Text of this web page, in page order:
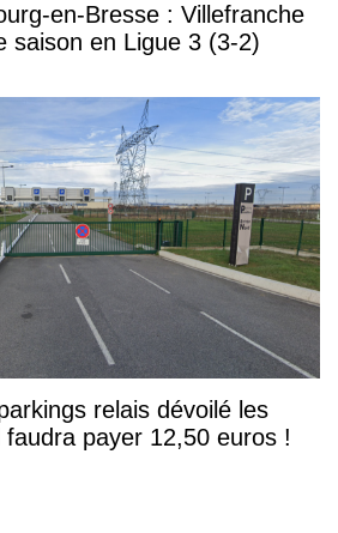
en-Bresse : Villefranche
saison en Ligue 3 (3-2)
relais dévoilé les
payer 12,50 euros !